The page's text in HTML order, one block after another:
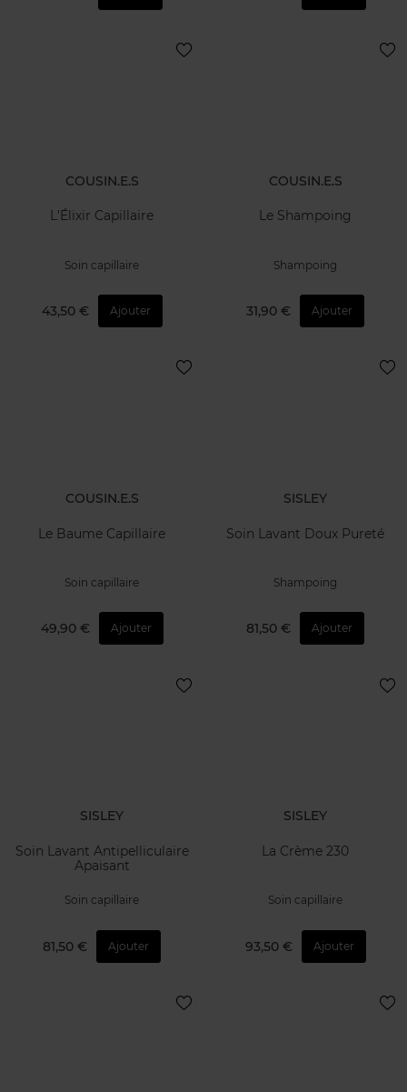
COUSIN.E.S
L'Élixir Capillaire
Soin capillaire
43,50 € Ajouter
COUSIN.E.S
Le Shampoing
Shampoing
31,90 € Ajouter
COUSIN.E.S
Le Baume Capillaire
Soin capillaire
49,90 € Ajouter
SISLEY
Soin Lavant Doux Pureté
Shampoing
81,50 € Ajouter
SISLEY
Soin Lavant Antipelliculaire
Apaisant
Soin capillaire
81,50 € Ajouter
SISLEY
La Crème 230
Soin capillaire
93,50 € Ajouter